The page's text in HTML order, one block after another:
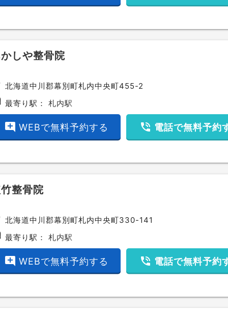
しや整骨院
北海道中川郡幕別町札内中央町455-2
最寄り駅：札内駅
add_comment WEBで無料予約する phone_in_talk 電話で無料予約
整骨院
北海道中川郡幕別町札内中央町330-141
最寄り駅：札内駅
add_comment WEBで無料予約する phone_in_talk 電話で無料予約